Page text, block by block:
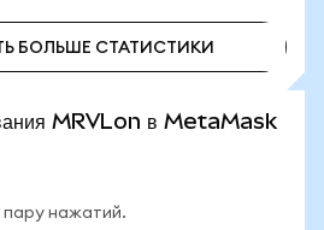
БОЛЬШЕ СТАТИСТИКИ
MRVLon в MetaMask
пару нажатий.